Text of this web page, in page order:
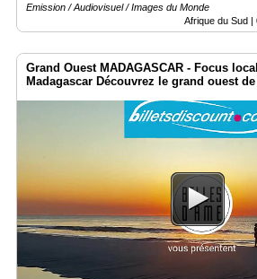
Circuit-
Court
Annuaire
Agenda
Accès
administration
boutique
Emission / Audiovisuel / Images du Monde
Afrique du Sud |
Grand Ouest MADAGASCAR - Focus
Madagascar Découvrez le grand ouest de